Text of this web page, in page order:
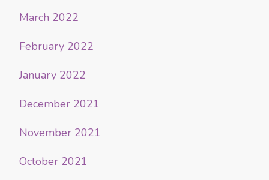
March 2022
February 2022
January 2022
December 2021
November 2021
October 2021